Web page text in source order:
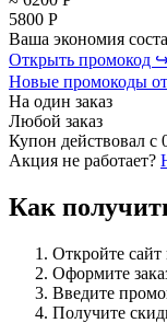
5800 Р
Ваша экономия
Открыть промокод
Новые промокоды от
На один заказ
Любой заказ
Купон действовал с
Акция не работает?
Как
Откройте
Оформите
Введите
Получите